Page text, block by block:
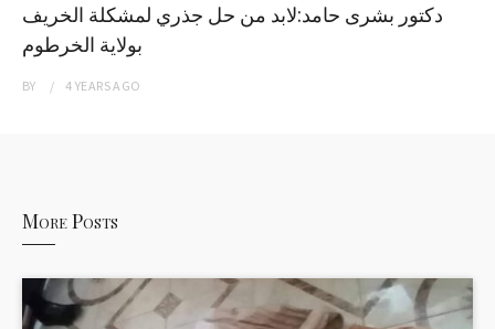
دكتور بشرى حامد:لابد من حل جذري لمشكلة الخريف
بولاية الخرطوم
BY 4 YEARSAGO
More Posts